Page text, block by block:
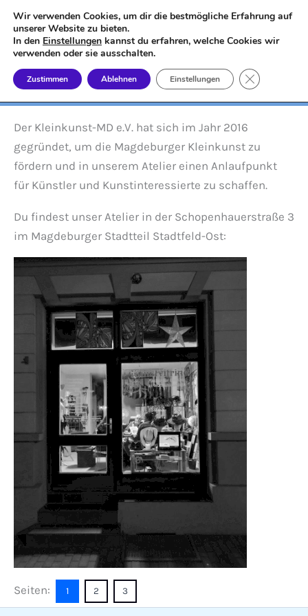
Zum
Inhalt
springen
Kleinkunst-MD e.V.
Wir fördern die Kleinkunst in Magdeburg
Der Kleinkunst-MD e.V. hat sich im Jahr 2016
gegründet, um die Magdeburger Kleinkunst zu
fördern und in unserem Atelier einen Anlaufpunkt
für Künstler und Kunstinteressierte zu schaffen.
Du findest unser Atelier in der Schopenhauerstraße 3
im Magdeburger Stadtteil Stadtfeld-Ost:
Seiten: 1 2 3
Wir verwenden Cookies, um dir die bestmögliche Erfahrung auf
unserer Website zu bieten.
In den Einstellungen kannst du erfahren, welche Cookies wir
verwenden oder sie ausschalten.
Zustimmen Ablehnen Einstellungen GDPR